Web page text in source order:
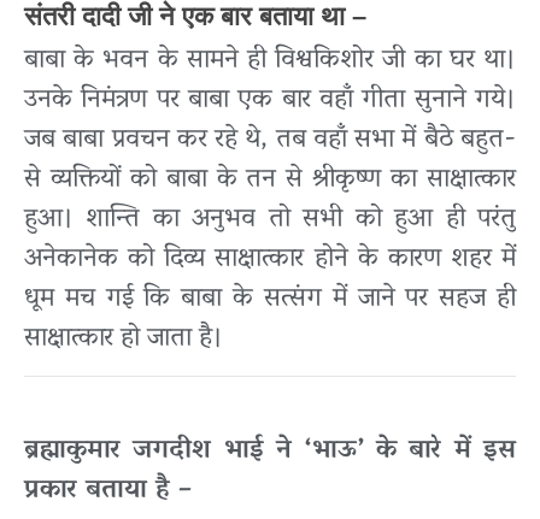
संतरी दादी जी ने एक बार बताया था –
बाबा के भवन के सामने ही विश्वकिशोर जी का घर था।
उनके निमंत्रण पर बाबा एक बार वहाँ गीता सुनाने गये।
जब बाबा प्रवचन कर रहे थे, तब वहाँ सभा में बैठे बहुत-
से व्यक्तियों को बाबा के तन से श्रीकृष्ण का साक्षात्कार
हुआ। शान्ति का अनुभव तो सभी को हुआ ही परंतु
अनेकानेक को दिव्य साक्षात्कार होने के कारण शहर में
धूम मच गई कि बाबा के सत्संग में जाने पर सहज ही
साक्षात्कार हो जाता है।
ब्रह्माकुमार जगदीश भाई ने ‘भाऊ’ के बारे में इस
प्रकार बताया है –